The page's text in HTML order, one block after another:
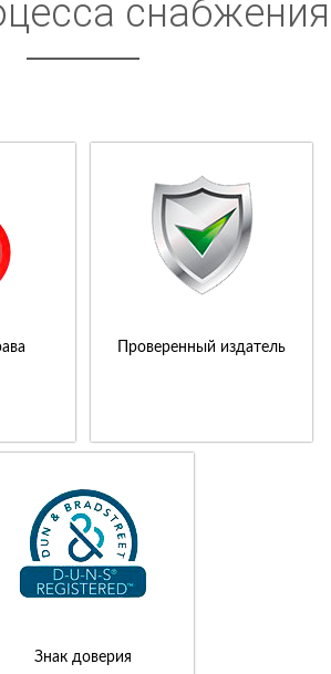
снабжения
Проверенный издатель
Знак доверия